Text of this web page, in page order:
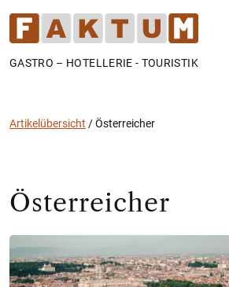
GASTRO – HOTELLERIE - TOURISTIK
Artikelübersicht /Österreicher
Österreicher